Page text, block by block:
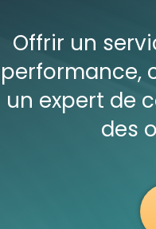
Offrir un
performance,
un expert de
des